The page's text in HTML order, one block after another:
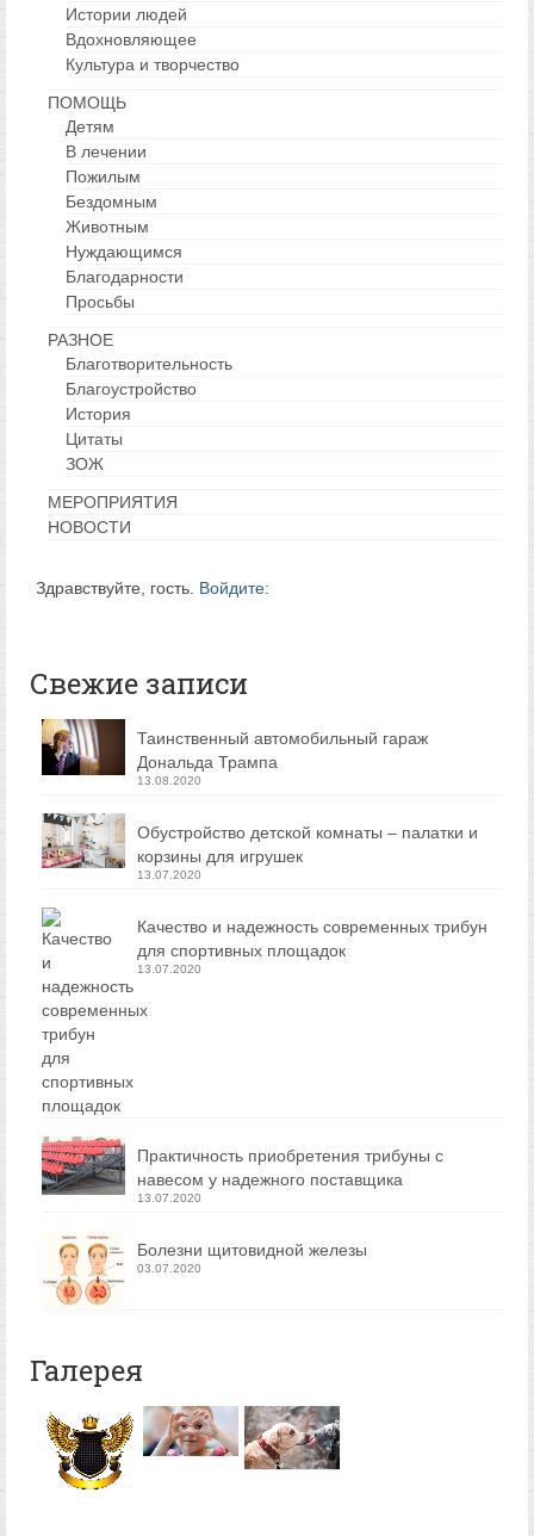
Истории людей
Вдохновляющее
Культура и творчество
ПОМОЩЬ
Детям
В лечении
Пожилым
Бездомным
Животным
Нуждающимся
Благодарности
Просьбы
РАЗНОЕ
Благотворительность
Благоустройство
История
Цитаты
ЗОЖ
МЕРОПРИЯТИЯ
НОВОСТИ
Здравствуйте, гость. Войдите:
Свежие записи
Таинственный автомобильный гараж
Дональда Трампа
13.08.2020
Обустройство детской комнаты – палатки и
корзины для игрушек
13.07.2020
Качество и надежность современных трибун
для спортивных площадок
13.07.2020
Практичность приобретения трибуны с
навесом у надежного поставщика
13.07.2020
Болезни щитовидной железы
03.07.2020
Галерея